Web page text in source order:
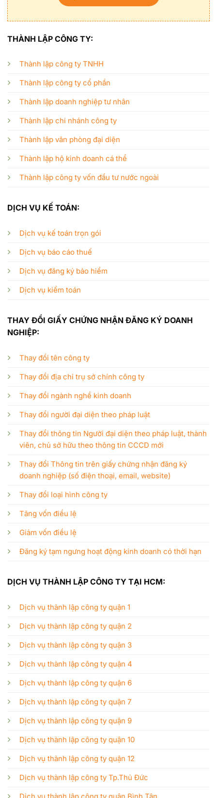
THÀNH LẬP CÔNG TY:
Thành lập công ty TNHH
Thành lập công ty cổ phần
Thành lập doanh nghiệp tư nhân
Thành lập chi nhánh công ty
Thành lập văn phòng đại diện
Thành lập hộ kinh doanh cá thể
Thành lập công ty vốn đầu tư nước ngoài
DỊCH VỤ KẾ TOÁN:
Dịch vụ kế toán trọn gói
Dịch vụ báo cáo thuế
Dịch vụ đăng ký bảo hiểm
Dịch vụ kiểm toán
THAY ĐỔI GIẤY CHỨNG NHẬN ĐĂNG KÝ DOANH
NGHIỆP:
Thay đổi tên công ty
Thay đổi địa chỉ trụ sở chính công ty
Thay đổi ngành nghề kinh doanh
Thay đổi người đại diện theo pháp luật
Thay đổi thông tin Người đại diện theo pháp luật, thành
viên, chủ sở hữu theo thông tin CCCD mới
Thay đổi Thông tin trên giấy chứng nhận đăng ký
doanh nghiệp (số điện thoại, email, website)
Thay đổi loại hình công ty
Tăng vốn điều lệ
Giảm vốn điều lệ
Đăng ký tạm ngưng hoạt động kinh doanh có thời hạn
DỊCH VỤ THÀNH LẬP CÔNG TY TẠI HCM:
Dịch vụ thành lập công ty quận 1
Dịch vụ thành lập công ty quận 2
Dịch vụ thành lập công ty quận 3
Dịch vụ thành lập công ty quận 4
Dịch vụ thành lập công ty quận 6
Dịch vụ thành lập công ty quận 7
Dịch vụ thành lập công ty quận 9
Dịch vụ thành lập công ty quận 10
Dịch vụ thành lập công ty quận 12
Dịch vụ thành lập công ty Tp.Thủ Đức